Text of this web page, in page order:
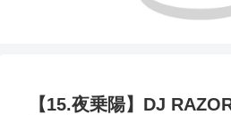
【15.夜乗陽】DJ